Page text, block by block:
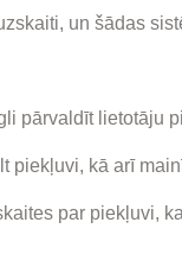
un šādas
pārvaldīt lietotāju
piekļuvi, kā arī
par piekļuvi,